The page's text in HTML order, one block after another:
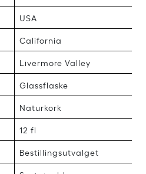
USA
California
Livermore Valley
Glassflaske
Naturkork
12 fl
Bestillingsutvalget